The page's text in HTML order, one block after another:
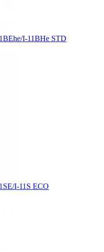
I-11BHe STD
I-11S ECO